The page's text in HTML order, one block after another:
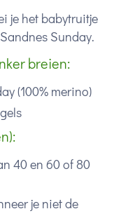
je het babytruitje
Sunday.
breien:
(100% merino)
40 en 60 of 80
je niet de